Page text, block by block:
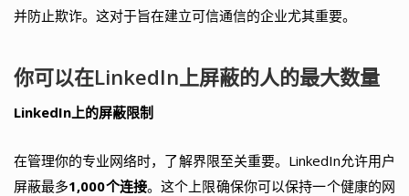
并防止欺诈。这对于旨在建立可信通信的企业尤其重要。
你可以在LinkedIn上屏蔽的人的最大数量
LinkedIn上的屏蔽限制
在管理你的专业网络时，了解界限至关重要。LinkedIn允许用户
屏蔽最多1,000个连接。这个上限确保你可以保持一个健康的网